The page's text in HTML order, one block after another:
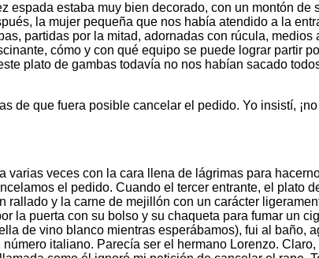
estaba muy bien decorado, con un montón de
la mujer pequeña que nos había atendido a la
partidas por la mitad, adornadas con rúcula,
cómo y con qué equipo se puede lograr partir
plato de gambas todavía no nos habían sacado
de que fuera posible cancelar el pedido. Yo insistí,
veces con la cara llena de lágrimas para
el pedido. Cuando el tercer entrante, el plato
y la carne de mejillón con un carácter
puerta con su bolso y su chaqueta para fumar un
de vino blanco mientras esperábamos), fui al baño,
italiano. Parecía ser el hermano Lorenzo.